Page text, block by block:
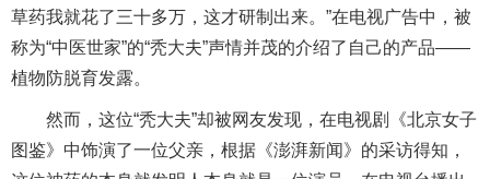
草药我就花了三十多万，这才研制出来。”在电视广告中，被
称为“中医世家”的“秃大夫”声情并茂的介绍了自己的产品——
植物防脱育发露。
然而，这位“秃大夫”却被网友发现，在电视剧《北京女子
图鉴》中饰演了一位父亲，根据《澎湃新闻》的采访得知，